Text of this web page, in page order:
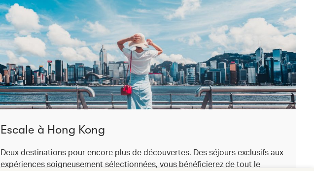
Escale à Hong Kong
Deux destinations pour encore plus de découvertes. Des séjours exclusifs aux
expériences soigneusement sélectionnées, vous bénéficierez de tout le